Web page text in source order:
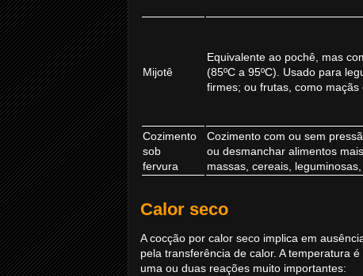
Mijotê
Equivalente ao pochê, mas
(85ºC a 95ºC). Usado para
firmes; ou frutas, como maçãs
Cozimento
sob
fervura
Cozimento com ou sem
ou desmanchar alimentos
massas, cereais,
Calor seco
A cocção por calor seco implica em
pela transferência de calor. A temperatura
uma ou duas reações muito importantes: